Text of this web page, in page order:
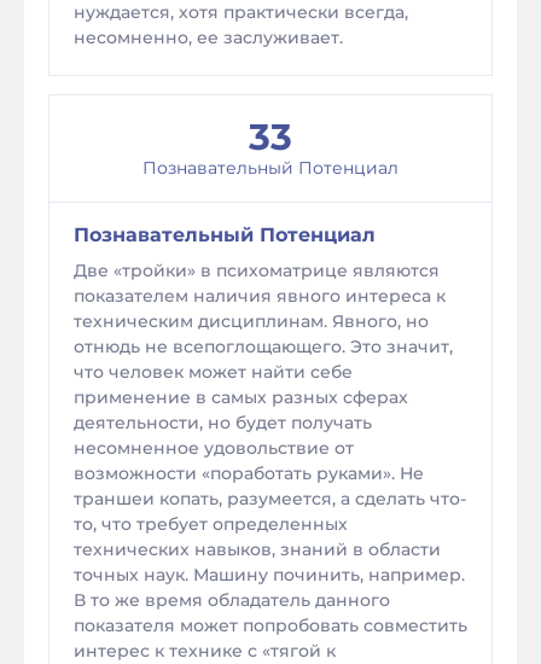
нуждается, хотя практически всегда,
несомненно, ее заслуживает.
33
Познавательный Потенциал
Познавательный Потенциал
Две «тройки» в психоматрице являются
показателем наличия явного интереса к
техническим дисциплинам. Явного, но
отнюдь не всепоглощающего. Это значит,
что человек может найти себе
применение в самых разных сферах
деятельности, но будет получать
несомненное удовольствие от
возможности «поработать руками». Не
траншеи копать, разумеется, а сделать что-
то, что требует определенных
технических навыков, знаний в области
точных наук. Машину починить, например.
В то же время обладатель данного
показателя может попробовать совместить
интерес к технике с «тягой к